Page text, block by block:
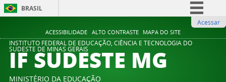
ACESSIBILIDADE ALTO CONTRASTE MAPA DO SITE
BRASIL
Comunica BR
Participe
Acessar
INSTITUTO FEDERAL DE EDUCAÇÃO, CIÊNCIA E TECNOLOGIA DO
SUDESTE DE MINAS GERAIS
IF SUDESTE MG
MINISTÉRIO DA EDUCAÇÃO